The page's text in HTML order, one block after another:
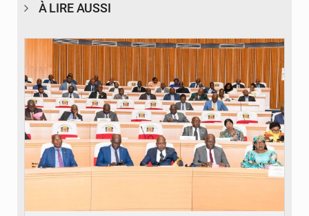
À LIRE AUSSI